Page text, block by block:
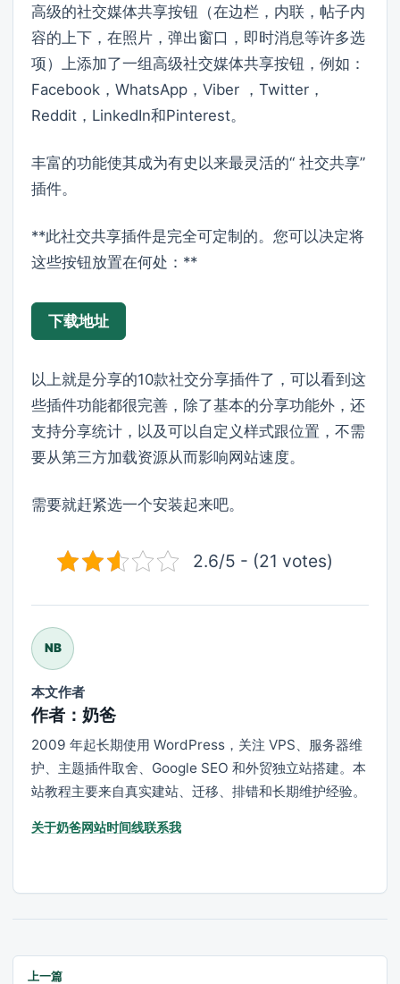
高级的社交媒体共享按钮（在边栏，内联，帖子内
容的上下，在照片，弹出窗口，即时消息等许多选
项）上添加了一组高级社交媒体共享按钮，例如：
Facebook，WhatsApp，Viber ，Twitter，
Reddit，LinkedIn和Pinterest。
丰富的功能使其成为有史以来最灵活的“ 社交共享”
插件。
**此社交共享插件是完全可定制的。您可以决定将
这些按钮放置在何处：**
下载地址
以上就是分享的10款社交分享插件了，可以看到这
些插件功能都很完善，除了基本的分享功能外，还
支持分享统计，以及可以自定义样式跟位置，不需
要从第三方加载资源从而影响网站速度。
需要就赶紧选一个安装起来吧。
2.6/5 - (21 votes)
NB
本文作者
作者：奶爸
2009 年起长期使用 WordPress，关注 VPS、服务器维
护、主题插件取舍、Google SEO 和外贸独立站搭建。本
站教程主要来自真实建站、迁移、排错和长期维护经验。
关于奶爸网站时间线联系我
上一篇